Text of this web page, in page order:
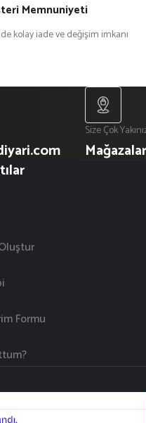
Memnuniyeti
kolay iade ve değişim imkanı
Size Çok
Formu